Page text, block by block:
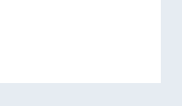
sacrificio del lavoro italiano